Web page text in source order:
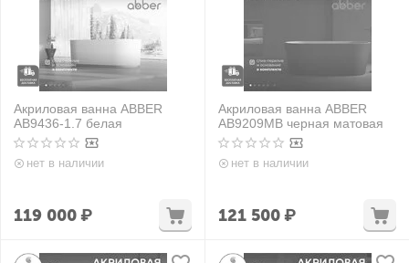
Акриловая ванна ABBER
AB9436-1.7 белая
нет в наличии
119 000₽
Акриловая ванна ABBER
AB9209MB черная матовая
нет в наличии
121 500₽